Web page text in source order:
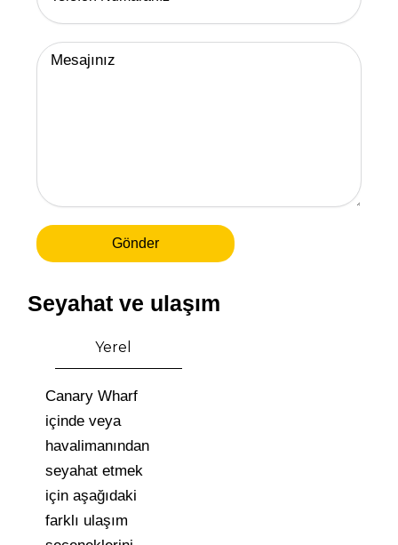
Gönder
Seyahat ve ulaşım
Yerel
Canary Wharf
içinde veya
havalimanından
seyahat etmek
için aşağıdaki
farklı ulaşım